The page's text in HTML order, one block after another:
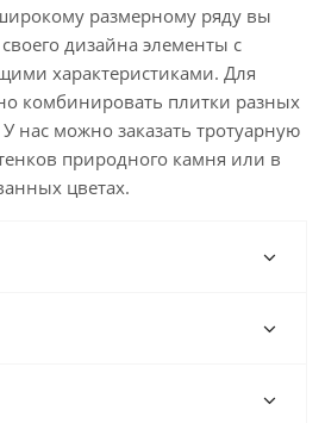
размерному ряду вы
дизайна элементы с
характеристиками. Для
комбинировать плитки разных
нас можно заказать тротуарную
природного камня или в
цветах.